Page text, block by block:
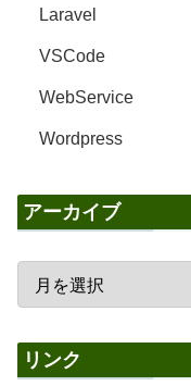
Laravel
VSCode
WebService
Wordpress
アーカイブ
リンク